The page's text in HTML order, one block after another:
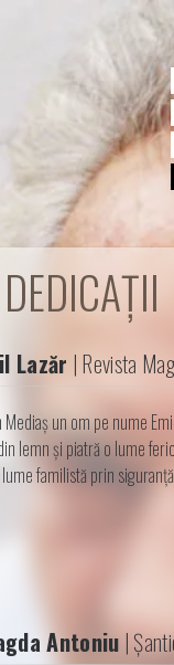
DEDICAȚII
Lazăr | Revista
Mediaş un om pe nume
lemn şi piatră o lume
familistă prin
Antoniu |